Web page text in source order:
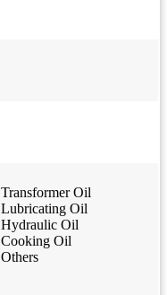
Transformer Oil
Lubricating Oil
Hydraulic Oil
Cooking Oil
Others